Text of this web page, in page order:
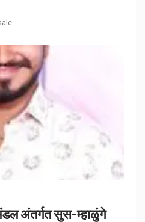
अंतर्गत सुस-म्हाळुंगे